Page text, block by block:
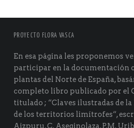
total"
PROYECTO FLORA VASCA
En esa página les proponemos
participar en la documentación
plantas del Norte de España,
completo libro publicado por el
titulado ; “Claves ilustradas de la
de los territorios limítrofes“,
Aizpuru, C. Aseginolaza, P.M.